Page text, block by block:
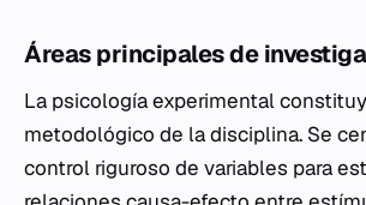
Áreas principales de
La psicología experimental
metodológico de la disciplina. Se
control riguroso de variables para